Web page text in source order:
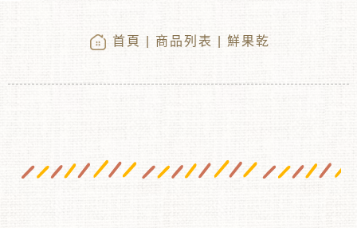
首頁 商品列表 | 鮮果乾